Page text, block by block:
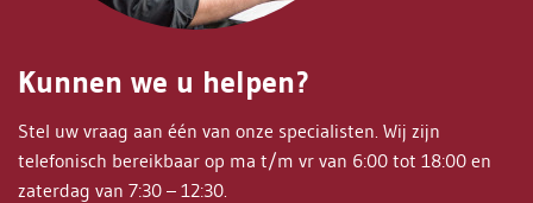
Kunnen we u helpen?
Stel uw vraag aan één van onze specialisten. Wij zijn
telefonisch bereikbaar op ma t/m vr van 6:00 tot 18:00 en
zaterdag van 7:30 – 12:30.